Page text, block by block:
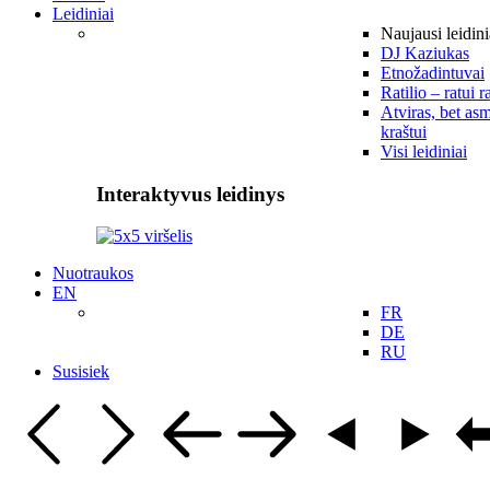
Leidiniai
Naujausi
DJ Kaziukas
Etnožadintuvai
Ratilio – ratui
Atviras, bet
kraštui
Visi leidiniai
Interaktyvus leidinys
Nuotraukos
EN
FR
DE
RU
Susisiek